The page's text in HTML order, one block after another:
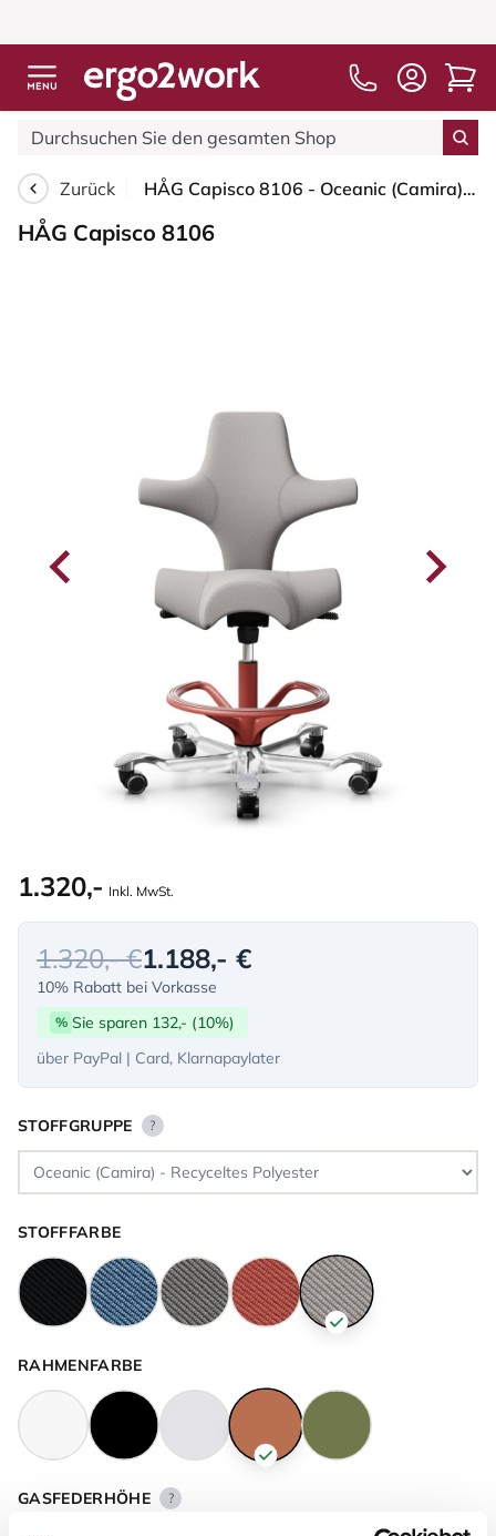
Zurück HÅG Capisco 8106 - Oceanic (Camira) - Recyceltes Polyester - OCI014 - Light beige - Blush Rose - 200 mm (Sitzhöhe 46-64cm) - Harte Rollen für weiche Böden
HÅG Capisco 8106
1.320,- Inkl. MwSt.
1.320,- €1.188,- €
10% Rabatt bei Vorkasse
% Sie sparen 132,- (10%)
über PayPal | Card, Klarnapaylater
STOFFGRUPPE ?
STOFFFARBE
RAHMENFARBE
GASFEDERHÖHE ?